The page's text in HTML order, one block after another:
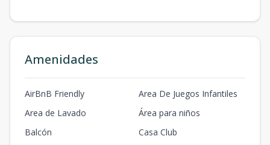
Amenidades
AirBnB Friendly
Area De Juegos Infantiles
Area de Lavado
Área para niños
Balcón
Casa Club